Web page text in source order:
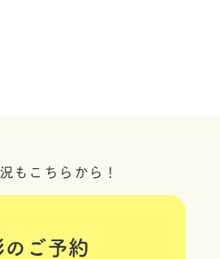
もこちらから！
ご予約